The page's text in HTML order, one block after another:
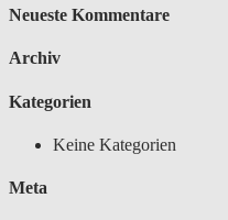
Neueste Kommentare
Archiv
Kategorien
Keine Kategorien
Meta